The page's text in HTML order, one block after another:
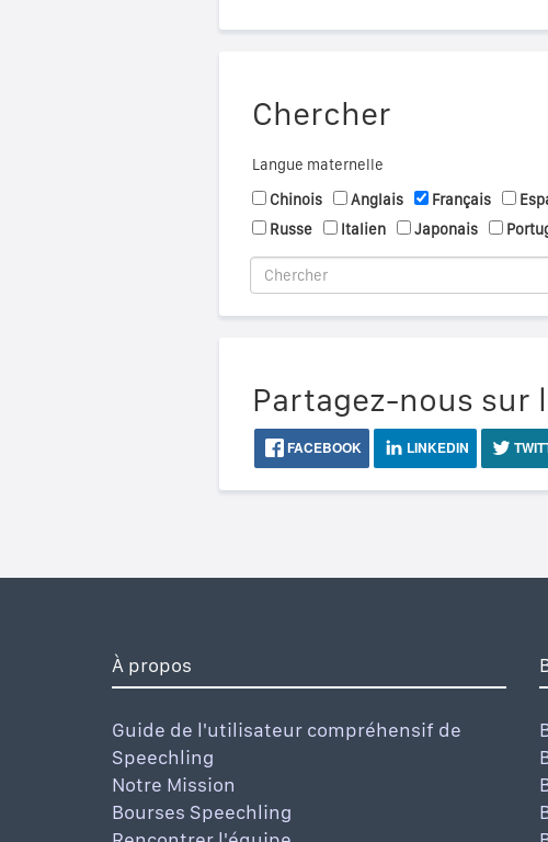
Chercher
Langue maternelle
Chinois
Anglais Français
Russe
Italien Japonais
Partagez-nous sur
FACEBOOK LINKEDIN
À propos
Guide de l'utilisateur compréhensif de
Speechling
Notre Mission
Bourses Speechling